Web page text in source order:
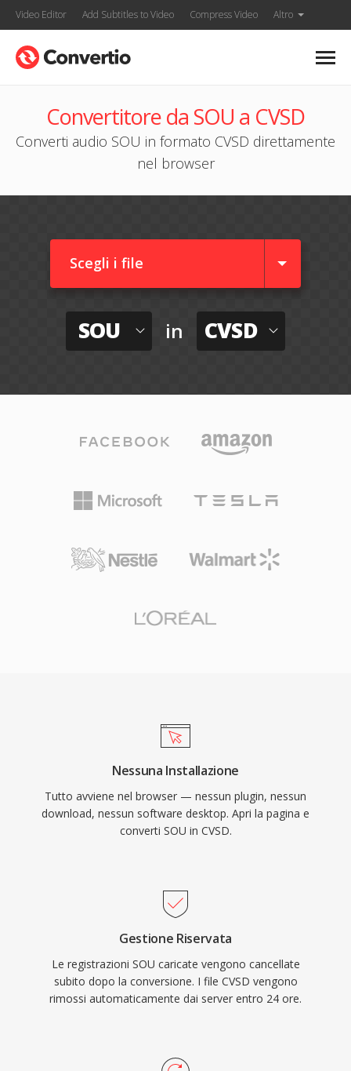
Video Editor Add Subtitles to Video Compress Video Altro
Convertitore da SOU a CVSD
Converti audio SOU in formato CVSD direttamente
nel browser
Scegli i file
SOU in CVSD
Nessuna Installazione
Tutto avviene nel browser — nessun plugin, nessun
download, nessun software desktop. Apri la pagina e
converti SOU in CVSD.
Gestione Riservata
Le registrazioni SOU caricate vengono cancellate
subito dopo la conversione. I file CVSD vengono
rimossi automaticamente dai server entro 24 ore.